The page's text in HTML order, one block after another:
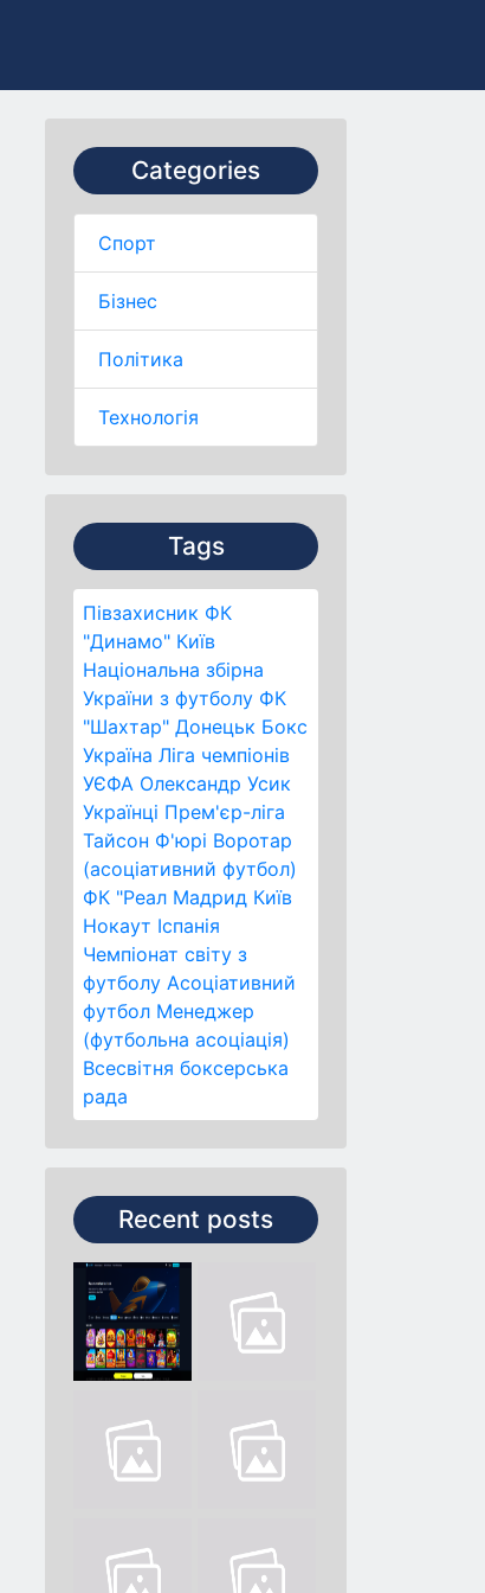
Categories
Спорт
Бізнес
Політика
Технологія
Tags
Півзахисник ФК
"Динамо" Київ
Національна збірна
України з футболу ФК
"Шахтар" Донецьк Бокс
Україна Ліга чемпіонів
УЄФА Олександр Усик
Українці Прем'єр-ліга
Тайсон Ф'юрі Воротар
(асоціативний футбол)
ФК "Реал Мадрид Київ
Нокаут Іспанія
Чемпіонат світу з
футболу Асоціативний
футбол Менеджер
(футбольна асоціація)
Всесвітня боксерська
рада
Recent posts